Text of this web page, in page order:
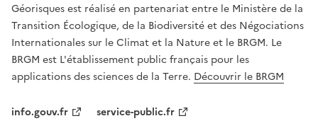
T
É
,
É
G
A
L
Géorisques est réalisé en partenariat entre le Ministère de la
Transition Écologique, de la Biodiversité et des Négociations
Internationales sur le Climat et la Nature et le BRGM. Le
BRGM est L'établissement public français pour les
applications des sciences de la Terre. Découvrir le BRGM
info.gouv.fr
service-public.fr